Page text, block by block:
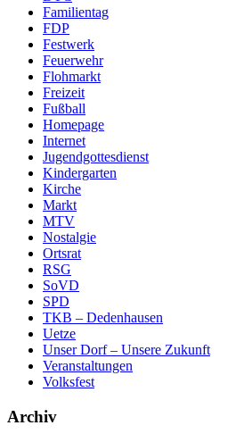
Familientag
FDP
Festwerk
Feuerwehr
Flohmarkt
Freizeit
Fußball
Homepage
Internet
Jugendgottesdienst
Kindergarten
Kirche
Markt
MTV
Nostalgie
Ortsrat
RSG
SoVD
SPD
TKB – Dedenhausen
Uetze
Unser Dorf – Unsere Zukunft
Veranstaltungen
Volksfest
Archiv